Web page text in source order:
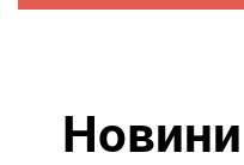
Новини